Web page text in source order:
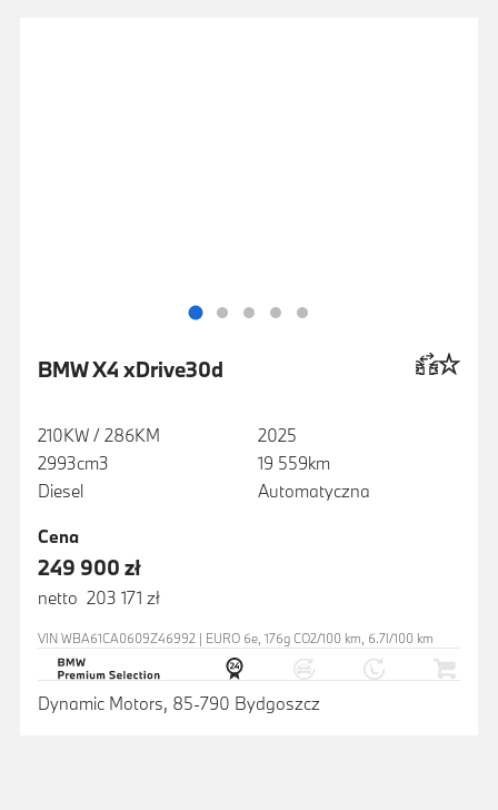
BMW X4 xDrive30d
210KW / 286KM
2993cm3
Diesel
2025
19 559km
Automatyczna
Cena
249 900 zł
netto 203 171 zł
VIN WBA61CA0609Z46992 | EURO 6e, 176g CO2/100 km, 6.7l/100 km
Dynamic Motors, 85-790 Bydgoszcz